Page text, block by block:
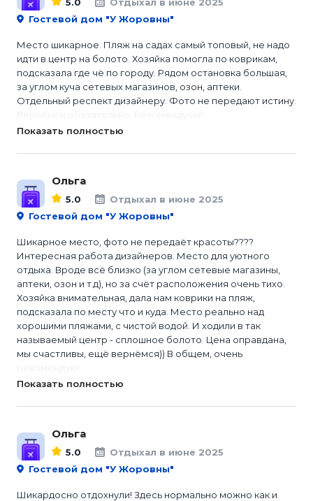
Гостевой дом "У Жоровны"
Место шикарное. Пляж на садах самый топовый, не надо
идти в центр на болото. Хозяйка помогла по коврикам,
подсказала где чё по городу. Рядом остановка большая,
за углом куча сетевых магазинов, озон, аптеки.
Отдельный респект дизайнеру. Фото не передают истину.
Показать полностью
Ольга
5.0
Отдыхал в июне 2025
Гостевой дом "У Жоровны"
Шикарное место, фото не передаёт красоты????
Интересная работа дизайнеров. Место для уютного
отдыха. Вроде всё близко (за углом сетевые магазины,
аптеки, озон и т.д), но за счёт расположения очень тихо.
Хозяйка внимательная, дала нам коврики на пляж,
подсказала по месту что и куда. Место реально над
хорошими пляжами, с чистой водой. И ходили в так
называемый центр - сплошное болото. Цена оправдана,
мы счастливы, ещё вернёмся)) В общем, очень
Показать полностью
Ольга
5.0
Отдыхал в июне 2025
Гостевой дом "У Жоровны"
Шикардосно отдохнули! Здесь нормально можно как и